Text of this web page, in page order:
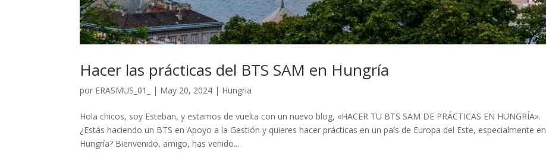
Hacer las prácticas del BTS SAM en Hungría
por ERASMUS_01_ | May 20, 2024 | Hungria
Hola chicos, soy Esteban, y estamos de vuelta con un nuevo blog, «HACER TU BTS SAM DE PRÁCTICAS EN HUNGRÍA».
¿Estás haciendo un BTS en Apoyo a la Gestión y quieres hacer prácticas en un país de Europa del Este, especialmente en
Hungría? Bienvenido, amigo, has venido...